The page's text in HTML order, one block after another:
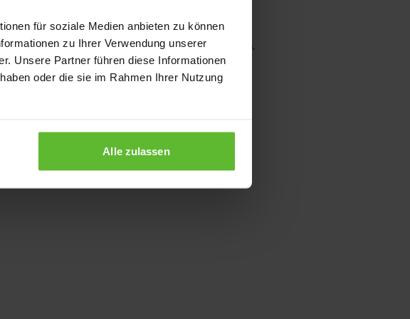
für soziale Medien anbieten zu können
zu Ihrer Verwendung unserer
Unsere Partner führen diese Informationen
oder die sie im Rahmen Ihrer Nutzung
Alle zulassen
(see the browser console for more information).